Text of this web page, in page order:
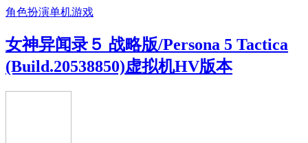
角色扮演单机游戏
女神异闻录５ 战略版/Persona 5 Tactica
(Build.20538850)虚拟机HV版本